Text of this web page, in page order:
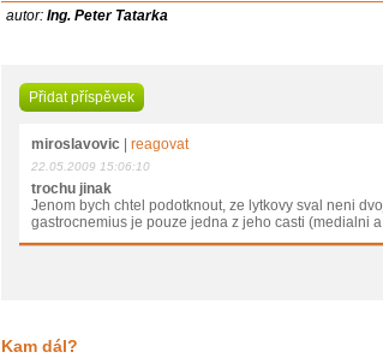
autor: Ing. Peter Tatarka
Přidat příspěvek
miroslavovic reagovat
22.05.2009 15:06:10
trochu jinak
Jenom bych chtel podotknout, ze lytkovy sval neni
gastrocnemius je pouze jedna z jeho casti (medialni
Kam dál?